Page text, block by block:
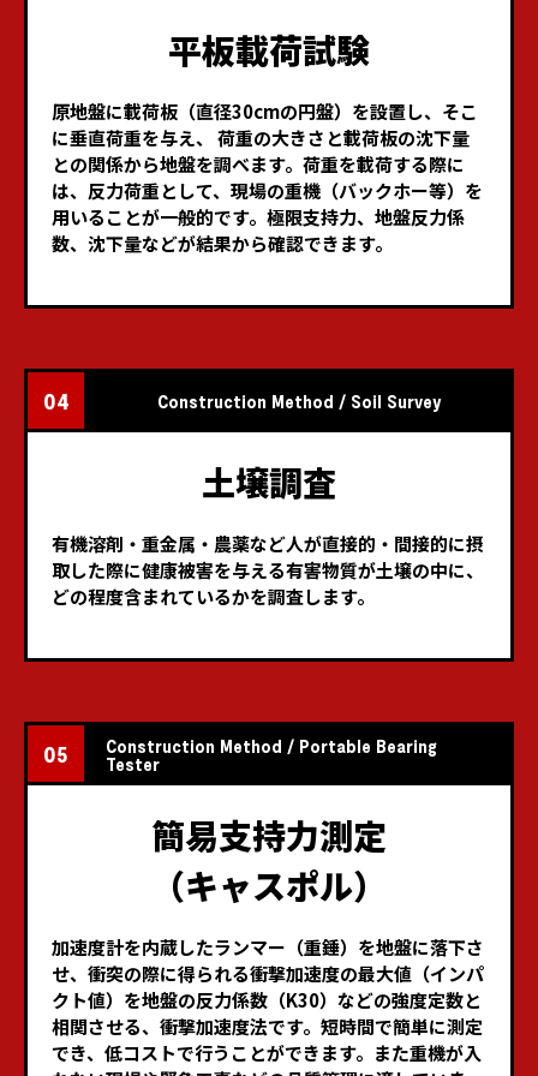
平板載荷試験
原地盤に載荷板（直径30cmの円盤）を設置し、そこ
に垂直荷重を与え、 荷重の大きさと載荷板の沈下量
との関係から地盤を調べます。 荷重を載荷する際に
は、反力荷重として、現場の重機（バックホー等）を
用いることが一般的です。 極限支持力、地盤反力係
数、沈下量などが結果から確認できます。
04 Construction Method / Soil Survey
土壌調査
有機溶剤・重金属・農薬など人が直接的・間接的に摂
取した際に健康被害を与える有害物質が土壌の中に、
どの程度含まれているかを調査します。
05
Construction Method / Portable Bearing
Tester
簡易支持力測定
（キャスポル）
加速度計を内蔵したランマー（重錘）を地盤に落下さ
せ、衝突の際に得られる衝撃加速度の最大値（インパ
クト値）を地盤の反力係数（K30）などの強度定数と
相関させる、衝撃加速度法です。 短時間で簡単に測定
でき、低コストで行うことができます。 また重機が入